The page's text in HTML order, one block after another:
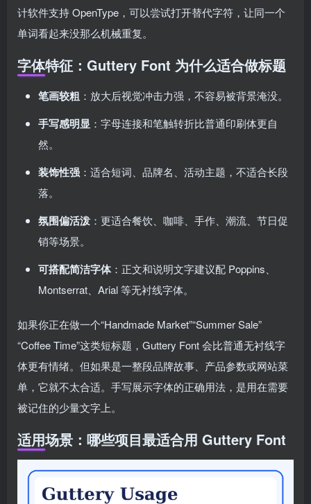
计软件支持 OpenType，可以尝试打开替代字符，让同一个
单词看起来没那么机械重复。
字体特征：Guttery Font 为什么适合做标题
笔画较粗 ：放大后视觉冲击力强，不容易被背景淹没。
手写感明显 ：字母连接和笔触转折比普通印刷体更自
然。
装饰性强 ：适合短词、品牌名、活动主题，不适合长段
落。
氛围偏活泼 ：更适合餐饮、咖啡、手作、潮流、节日促
销等场景。
可搭配简洁字体：正文和说明文字建议配 Poppins、
Montserrat、Arial 等无衬线字体。
如果你正在做一个“Handmade Market”“Summer Sale”
“Coffee Time”这类短标题，Guttery Font 会比普通无衬线字
体更有情绪。但如果是一整段品牌故事、产品参数或网站菜
单，它就不太合适。手写展示字体的正确用法，是用在需要
被记住的少量文字上。
适用场景：哪些项目最适合用 Guttery Font